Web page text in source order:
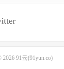
2026 91云(91yun.co)